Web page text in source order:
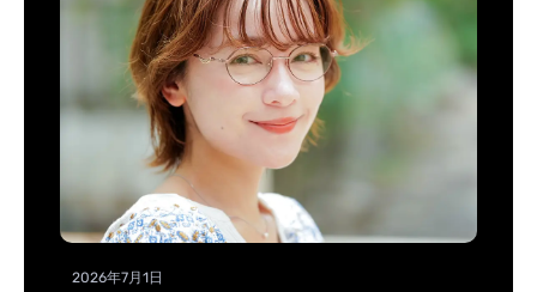
2026年7月1日